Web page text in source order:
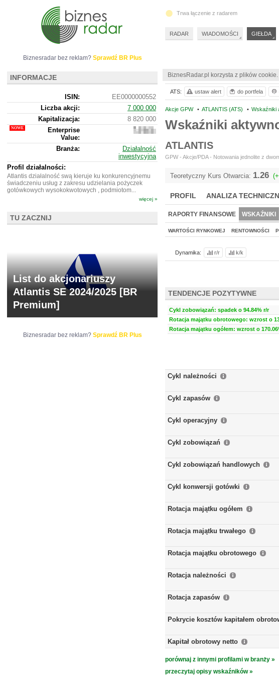
BiznesRadar.pl korzysta z plików
Akcje GPW • ATLANTIS (ATS) • Wskaźniki
Wskaźniki
ATLANTIS
GPW - Akcje/PDA - Notowania jednolite z
Teoretyczny Kurs Otwarcia: 1.26
PROFIL ANALIZA
RAPORTY FINANSOWE WSKAŹNIKI
WARTOŚCI RYNKOWEJ RENTOWNOŚCI
Dynamika: r/r k/k
TENDENCJE POZYTYWNE
Cykl zobowiązań: spadek o 94.84% r/r
Rotacja majątku obrotowego: wzrost o
Rotacja majątku ogółem: wzrost o
Cykl należności
Cykl zapasów
Cykl operacyjny
Cykl zobowiązań
Cykl zobowiązań handlowych
Cykl konwersji gotówki
Rotacja majątku ogółem
Rotacja majątku trwałego
Rotacja majątku obrotowego
Rotacja należności
Rotacja zapasów
Pokrycie kosztów kapitałem
Kapitał obrotowy netto
porównaj z innymi profilami w branży »
przeczytaj opisy wskaźników »
ATS: ustaw alert do portfela
Biznesradar bez reklam? Sprawdź BR Plus
INFORMACJE
ISIN:
EE0000000552
Liczba akcji:
7 000 000
Kapitalizacja:
8 820 000
Enterprise
Value:
8
577
Branża:
Działalność
inwestycyjna
Profil działalności:
Atlantis działalność swą kieruje ku konkurencyjnemu
świadczeniu usług z zakresu udzielania pożyczek
gotówkowych wysokokwotowych , podmiotom...
więcej »
TU ZACZNIJ
List do akcjonariuszy
Atlantis SE 2024/2025 [BR
Premium]
Biznesradar bez reklam? Sprawdź BR Plus
Trwa łączenie z radarem
RADAR WIADOMOŚCI GIEŁDA